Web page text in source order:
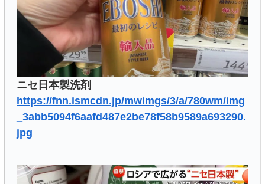
ニセ日本製洗剤
https://fnn.ismcdn.jp/mwimgs/3/a/780wm/img
_3abb5094f6aafd487e2be78f58b9589a693290.
jpg